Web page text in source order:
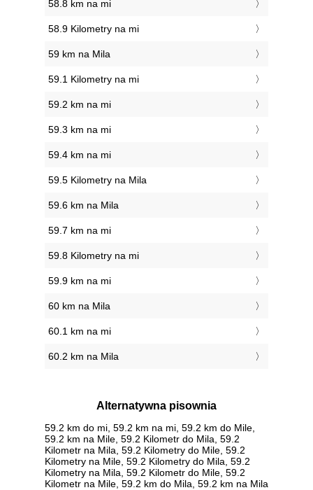
58.8 km na mi
58.9 Kilometry na mi
59 km na Mila
59.1 Kilometry na mi
59.2 km na mi
59.3 km na mi
59.4 km na mi
59.5 Kilometry na Mila
59.6 km na Mila
59.7 km na mi
59.8 Kilometry na mi
59.9 km na mi
60 km na Mila
60.1 km na mi
60.2 km na Mila
Alternatywna pisownia
59.2 km do mi, 59.2 km na mi, 59.2 km do Mile,
59.2 km na Mile, 59.2 Kilometr do Mila, 59.2
Kilometr na Mila, 59.2 Kilometry do Mile, 59.2
Kilometry na Mile, 59.2 Kilometry do Mila, 59.2
Kilometry na Mila, 59.2 Kilometr do Mile, 59.2
Kilometr na Mile, 59.2 km do Mila, 59.2 km na Mila